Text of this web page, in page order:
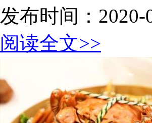
发布时间：2020-
阅读全文>>